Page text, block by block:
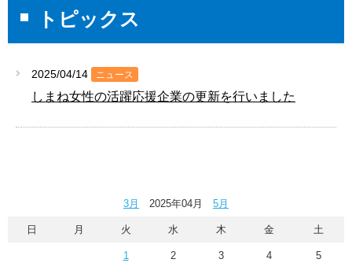
トピックス
2025/04/14 ニュース
しまね女性の活躍応援企業の更新を行いました
3月 2025年04月 5月
日 月 火 水 木 金 土
1 2 3 4 5